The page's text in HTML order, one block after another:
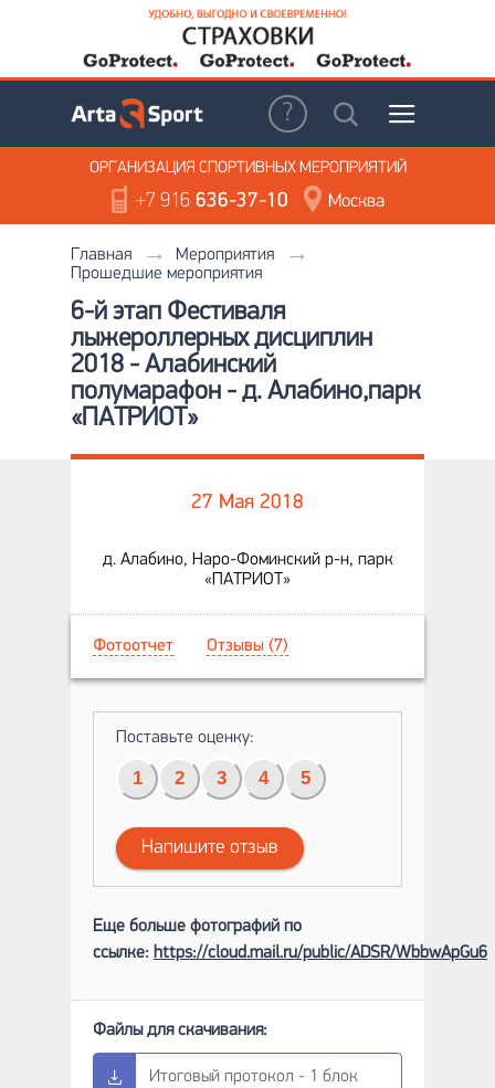
ОРГАНИЗАЦИЯ СПОРТИВНЫХ МЕРОПРИЯТИЙ
+7 916636-37-10 Москва
Главная
Мероприятия
Прошедшие мероприятия
6-й этап Фестиваля
лыжероллерных дисциплин
2018 - Алабинский
полумарафон - д. Алабино,парк
«ПАТРИОТ»
27 Мая 2018
д. Алабино, Наро-Фоминский р-н, парк
«ПАТРИОТ»
Фотоотчет Отзывы (7)
Поставьте оценку:
1 2 3 4 5
Напишите отзыв
Еще больше фотографий по
ссылке: https://cloud.mail.ru/public/ADSR/WbbwApGu6
Итоговый протокол - 1 блок